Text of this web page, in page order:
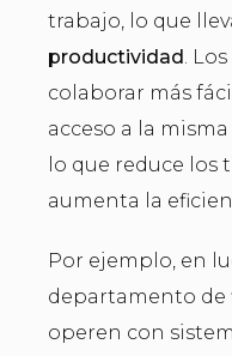
trabajo, lo que
productividad.
colaborar más
acceso a la
lo que reduce los
aumenta la
Por ejemplo, en
departamento de
operen con